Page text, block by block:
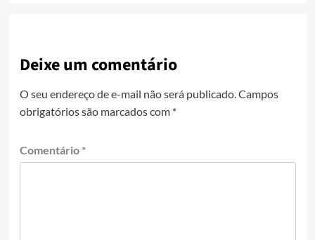
Deixe um comentário
O seu endereço de e-mail não será publicado. Campos
obrigatórios são marcados com *
Comentário *